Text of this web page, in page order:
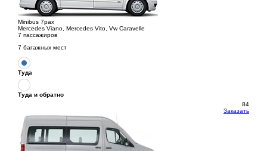
Minibus 7pax
Mercedes Viano, Mercedes Vito, Vw Caravelle
7 пассажиров
7 багажных мест
Туда
Туда и обратно
84
Заказать